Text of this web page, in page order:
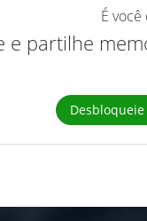
É
e partilhe